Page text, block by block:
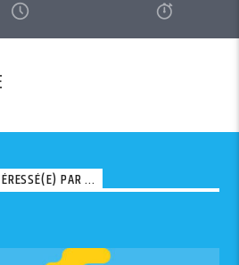
PAR ...